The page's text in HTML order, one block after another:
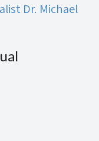
Dr. Michael